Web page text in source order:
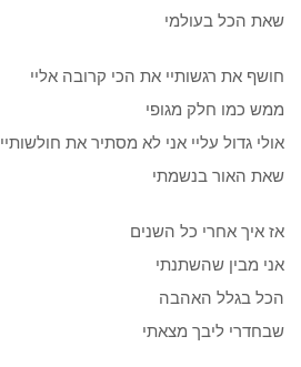
שאת הכל בעולמי
חושף את רגשותיי את הכי קרובה אליי
ממש כמו חלק מגופי
אולי גדול עליי אני לא מסתיר את חולשותיי
שאת האור בנשמתי
אז איך אחרי כל השנים
אני מבין שהשתנתי
הכל בגלל האהבה
שבחדרי ליבך מצאתי